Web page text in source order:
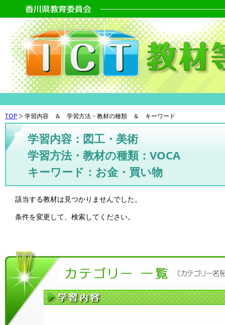
TOP 学習内容 ＆ 学習方法・教材の種類 ＆ キーワード
学習内容：図工・美術
学習方法・教材の種類：VOCA
キーワード：お金・買い物
該当する教材は見つかりませんでした。
条件を変更して、検索してください。